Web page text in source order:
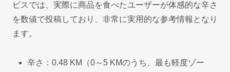
ビスでは、実際に商品を食べたユーザーが体感的な辛さ
を数値で投稿しており、非常に実用的な参考情報となり
ます。
辛さ：0.48 KM（0～5 KMのうち、最も軽度ゾー